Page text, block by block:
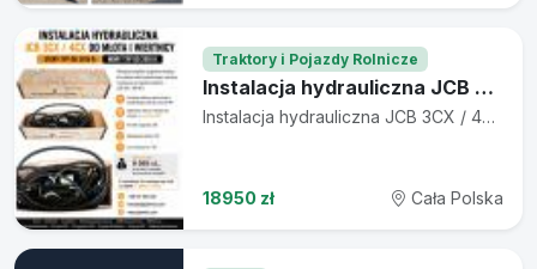
Traktory i Pojazdy Rolnicze
Instalacja hydrauliczna JCB 3CX / 4CX do młota i wiertnicy – stary typ do 2015 r. / nowy typ od 2016 r.
Instalacja hydrauliczna JCB 3CX / 4CX do młota i wiertnicy – stary typ do 2015 r. / nowy typ od 2016 r. Oferujemy kompletne, oryginalne instalacje hydrauliczne do zasilania młota hydraulicznego oraz wiertnicy, przeznaczone do koparko-ładowarek JCB 3CX i JCB 4CX. ✅ Instalacje dobierane są indywidualnie do konkretnego modelu maszyny na podstawie numeru VIN. ✅ Ogłoszenie dotyczy instalacji przeznaczonych do maszyn wyprodukowanych do 2015 roku. ✅ Produkt oryginalny JCB. ✅ Wystawiamy faktury VAT. ✅ Czas realizacji zamówienia: do 7 dni roboczych. 💰 Cena: 8 565 zł brutto – dotyczy kompletnej instalacji do maszyn starego typu (do 2015 r.), bez montażu oraz bez kosztów dojazdu. ➡️ Instalacja do maszyn nowego typu (od 2016 r.) – dopłata 1 000 zł netto. W celu doboru odpowiedniego zestawu prosimy o kontakt i podanie numeru VIN maszyny. 📞 Tel.: +48 517 106 332 📧 E-mail: kontakt@jsbmini.com 🌐 www.jsbmini.com Zapraszamy do kontaktu – chętnie odpowiemy na pytania i pomożemy dobrać odpowiednią instalację do Państwa maszyny. #JCB #JCB3CX #JCB4CX #InstalacjaHydrauliczna #MłotHydrauliczny #Wiertnica #KoparkoŁadowarka #CzęściJCB #OryginalneJCB #HydraulikaSiłowa #OsprzętJCB #JCBPolska #MaszynyBudowlane #CzęściDoMaszyn #SprzedażJCB #SerwisJCB #InstalacjaDoMłota #InstalacjaDoWiertnicy #JCBParts #JSBMini
18950 zł Cała Polska